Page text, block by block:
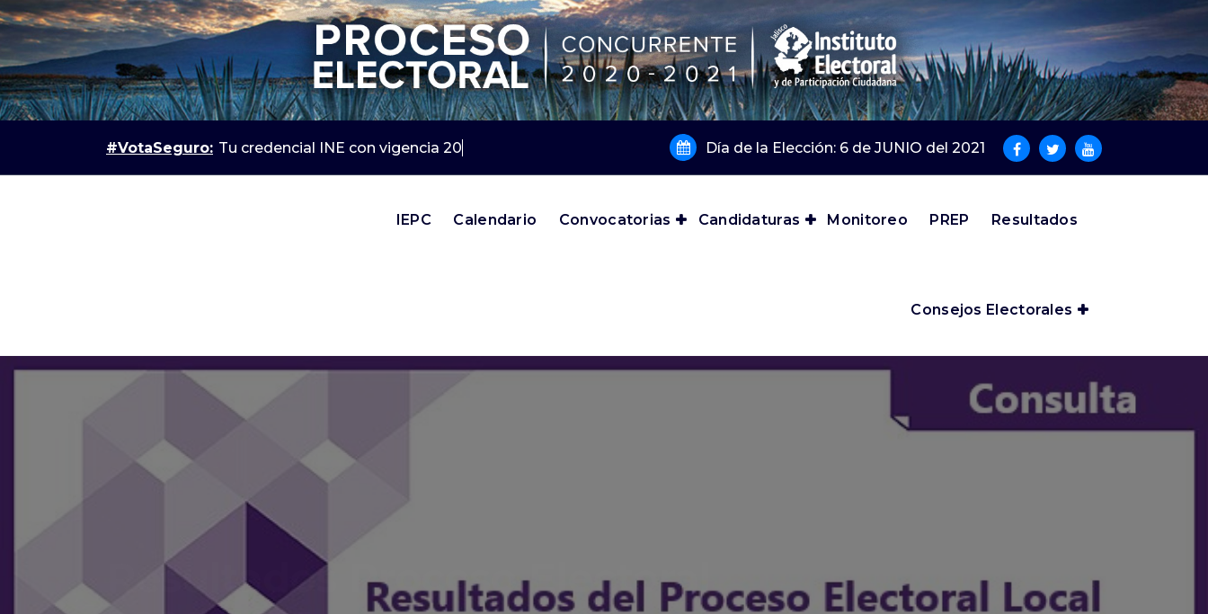
#VotaSeguro: Tu credencial INE con vigencia 2019 y 2020 Día de la Elección: 6 de JUNIO del 2021
IEPC Calendario Convocatorias Candidaturas Monitoreo PREP Resultados
Consejos Electorales
Resultados Proceso Electoral
2020-2021
Ya puedes consultar los resultados ACTUALIZADOS